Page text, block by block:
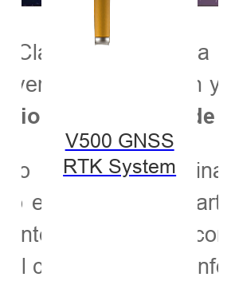
V500 GNSS
RTK System
Clave de Ingeniería
de Wuhan
de Verano de
en Wuhan,
el mundo para
se reunirán
campo de la